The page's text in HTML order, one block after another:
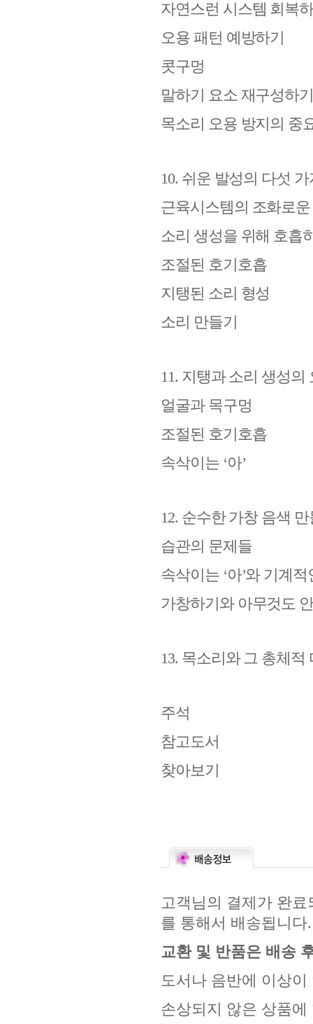
자연스런 시스템 회복
오용 패턴 예방하기
콧구멍
말하기 요소 재구성하
목소리 오용 방지의 중
10. 쉬운 발성의 다섯
근육시스템의 조화로
소리 생성을 위해 호흡
조절된 호기호흡
지탱된 소리 형성
소리 만들기
11. 지탱과 소리 생성의
얼굴과 목구멍
조절된 호기호흡
속삭이는 ‘아’
12. 순수한 가창 음색 만
습관의 문제들
속삭이는 ‘아’와 기계적
가창하기와 아무것도
13. 목소리와 그 총체적
주석
참고도서
찾아보기
고객님의 결제가 완
를 통해서 배송됩니다.
교환 및 반품은 배송
도서나 음반에 이상
손상되지 않은 상품